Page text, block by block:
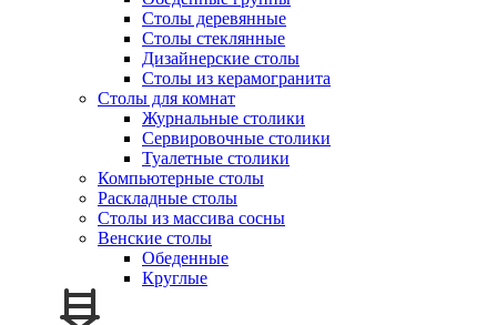
Столы деревянные
Столы стеклянные
Дизайнерские столы
Столы из керамогранита
Столы для комнат
Журнальные столики
Сервировочные столики
Туалетные столики
Компьютерные столы
Раскладные столы
Столы из массива сосны
Венские столы
Обеденные
Круглые